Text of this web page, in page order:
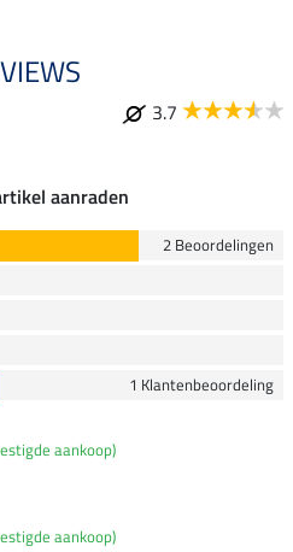
3.7
aanraden
2 Beoordelingen
1 Klantenbeoordeling
aankoop)
aankoop)